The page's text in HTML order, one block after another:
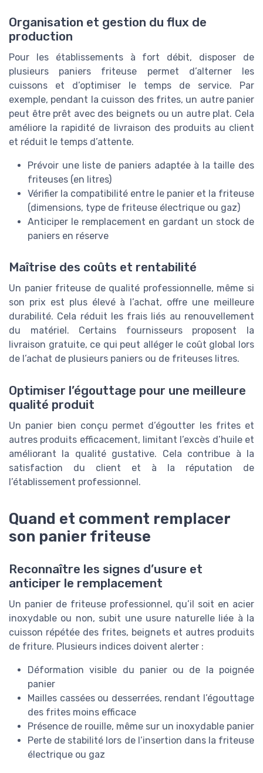
Organisation et gestion du flux de
production
Pour les établissements à fort débit, disposer de
plusieurs paniers friteuse permet d’alterner les
cuissons et d’optimiser le temps de service. Par
exemple, pendant la cuisson des frites, un autre panier
peut être prêt avec des beignets ou un autre plat. Cela
améliore la rapidité de livraison des produits au client
et réduit le temps d’attente.
Prévoir une liste de paniers adaptée à la taille des
friteuses (en litres)
Vérifier la compatibilité entre le panier et la friteuse
(dimensions, type de friteuse électrique ou gaz)
Anticiper le remplacement en gardant un stock de
paniers en réserve
Maîtrise des coûts et rentabilité
Un panier friteuse de qualité professionnelle, même si
son prix est plus élevé à l’achat, offre une meilleure
durabilité. Cela réduit les frais liés au renouvellement
du matériel. Certains fournisseurs proposent la
livraison gratuite, ce qui peut alléger le coût global lors
de l’achat de plusieurs paniers ou de friteuses litres.
Optimiser l’égouttage pour une meilleure
qualité produit
Un panier bien conçu permet d’égoutter les frites et
autres produits efficacement, limitant l’excès d’huile et
améliorant la qualité gustative. Cela contribue à la
satisfaction du client et à la réputation de
l’établissement professionnel.
Quand et comment remplacer
son panier friteuse
Reconnaître les signes d’usure et
anticiper le remplacement
Un panier de friteuse professionnel, qu’il soit en acier
inoxydable ou non, subit une usure naturelle liée à la
cuisson répétée des frites, beignets et autres produits
de friture. Plusieurs indices doivent alerter :
Déformation visible du panier ou de la poignée
panier
Mailles cassées ou desserrées, rendant l’égouttage
des frites moins efficace
Présence de rouille, même sur un inoxydable panier
Perte de stabilité lors de l’insertion dans la friteuse
électrique ou gaz